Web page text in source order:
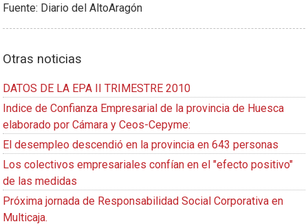
Fuente: Diario del AltoAragón
Otras noticias
DATOS DE LA EPA II TRIMESTRE 2010
Indice de Confianza Empresarial de la provincia de Huesca
elaborado por Cámara y Ceos-Cepyme:
El desempleo descendió en la provincia en 643 personas
Los colectivos empresariales confían en el "efecto positivo"
de las medidas
Próxima jornada de Responsabilidad Social Corporativa en
Multicaja.